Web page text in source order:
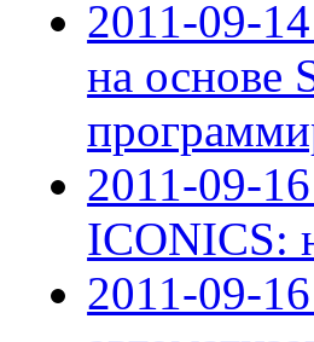
2011-09-
на основе
2011-09-
ICONICS:
2011-09-